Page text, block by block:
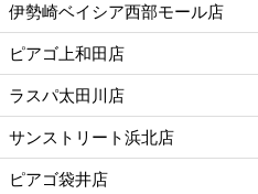
伊勢崎ベイシア西部モール店
ピアゴ上和田店
ラスパ太田川店
サンストリート浜北店
ピアゴ袋井店